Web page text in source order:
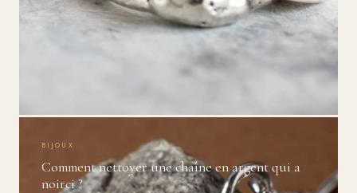
BIJOUX
Comment nettoyer une chaîne en argent qui a
noirci ?